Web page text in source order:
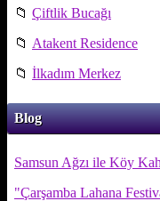
📁 Çiftlik Bucağı
📁 Atakent Residence
📁 İlkadım Merkez
Blog
Samsun Ağzı ile Köy
"Çarşamba Lahana